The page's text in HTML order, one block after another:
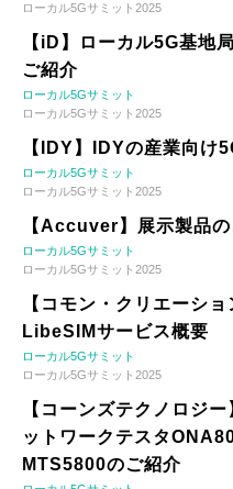
ローカル5Gサミット2025
【iD】ローカル5G基地
ご紹介
ローカル5Gサミット
ローカル5Gサミット2025
【IDY】IDYの産業向け
ローカル5Gサミット
ローカル5Gサミット2025
【Accuver】展示製品
ローカル5Gサミット
ローカル5Gサミット2025
【コモン・クリエーシ
LibeSIMサービス概要
ローカル5Gサミット
ローカル5Gサミット2025
【コーンズテクノロ
ットワークテスタ
MTS5800のご紹介